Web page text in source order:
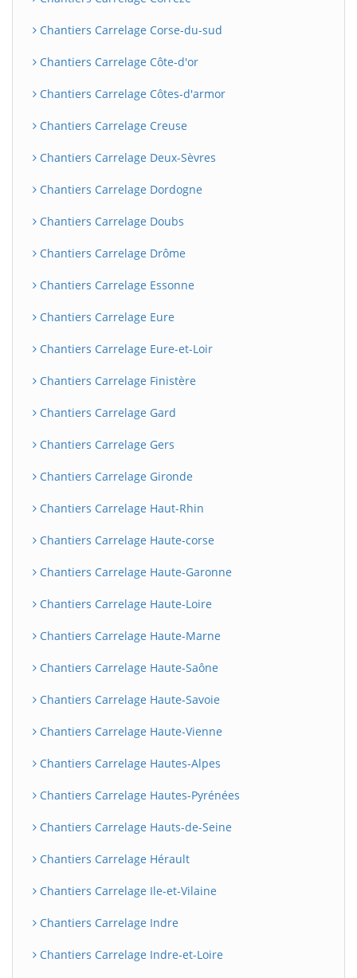
Chantiers Carrelage Corse-du-sud
Chantiers Carrelage Côte-d'or
Chantiers Carrelage Côtes-d'armor
Chantiers Carrelage Creuse
Chantiers Carrelage Deux-Sèvres
Chantiers Carrelage Dordogne
Chantiers Carrelage Doubs
Chantiers Carrelage Drôme
Chantiers Carrelage Essonne
Chantiers Carrelage Eure
Chantiers Carrelage Eure-et-Loir
Chantiers Carrelage Finistère
Chantiers Carrelage Gard
Chantiers Carrelage Gers
Chantiers Carrelage Gironde
Chantiers Carrelage Haut-Rhin
Chantiers Carrelage Haute-corse
Chantiers Carrelage Haute-Garonne
Chantiers Carrelage Haute-Loire
Chantiers Carrelage Haute-Marne
Chantiers Carrelage Haute-Saône
Chantiers Carrelage Haute-Savoie
Chantiers Carrelage Haute-Vienne
Chantiers Carrelage Hautes-Alpes
Chantiers Carrelage Hautes-Pyrénées
Chantiers Carrelage Hauts-de-Seine
Chantiers Carrelage Hérault
Chantiers Carrelage Ile-et-Vilaine
Chantiers Carrelage Indre
Chantiers Carrelage Indre-et-Loire